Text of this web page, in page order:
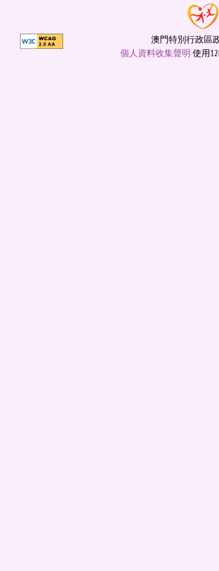
澳門特別行政區
個人資料收集聲明 使用